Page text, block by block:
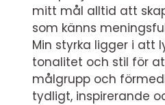
mitt mål alltid att
som känns
Min styrka ligger i att
tonalitet och stil för
målgrupp och
tydligt, inspirerande